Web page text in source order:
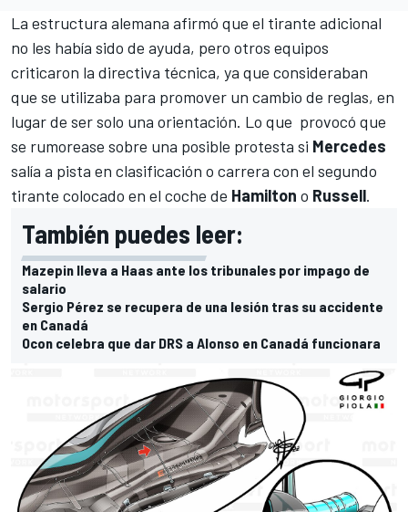
La estructura alemana afirmó que el tirante adicional
no les había sido de ayuda, pero otros equipos
criticaron la directiva técnica, ya que consideraban
que se utilizaba para promover un cambio de reglas, en
lugar de ser solo una orientación. Lo que provocó que
se rumorease sobre una posible protesta si Mercedes
salía a pista en clasificación o carrera con el segundo
tirante colocado en el coche de Hamilton o Russell.
También puedes leer:
Mazepin lleva a Haas ante los tribunales por impago de
salario
Sergio Pérez se recupera de una lesión tras su accidente
en Canadá
Ocon celebra que dar DRS a Alonso en Canadá funcionara